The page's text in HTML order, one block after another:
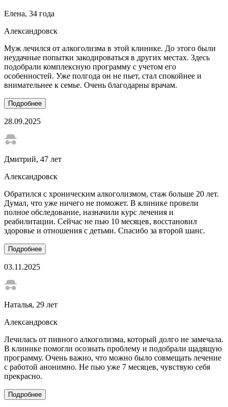
Елена, 34 года
Александровск
Муж лечился от алкоголизма в этой клинике. До этого были
неудачные попытки закодироваться в других местах. Здесь
подобрали комплексную программу с учетом его
особенностей. Уже полгода он не пьет, стал спокойнее и
внимательнее к семье. Очень благодарны врачам.
Подробнее
28.09.2025
Дмитрий, 47 лет
Александровск
Обратился с хроническим алкоголизмом, стаж больше 20 лет.
Думал, что уже ничего не поможет. В клинике провели
полное обследование, назначили курс лечения и
реабилитации. Сейчас не пью 10 месяцев, восстановил
здоровье и отношения с детьми. Спасибо за второй шанс.
Подробнее
03.11.2025
Наталья, 29 лет
Александровск
Лечилась от пивного алкоголизма, который долго не замечала.
В клинике помогли осознать проблему и подобрали щадящую
программу. Очень важно, что можно было совмещать лечение
с работой анонимно. Не пью уже 7 месяцев, чувствую себя
прекрасно.
Подробнее